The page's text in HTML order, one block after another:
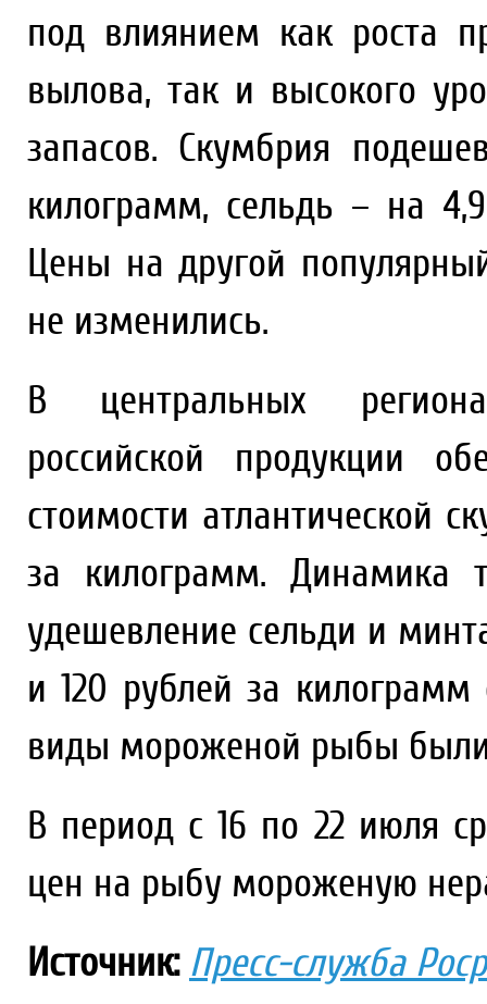
под влиянием как роста
вылова, так и высокого
запасов. Скумбрия
килограмм, сельдь – на
Цены на другой
не изменились.
В центральных
российской продукции
стоимости атлантической
за килограмм. Динамика
удешевление сельди и
и 120 рублей за килограмм
виды мороженой рыбы
В период с 16 по 22 июля
цен на рыбу мороженую
Источник: Пресс-служба